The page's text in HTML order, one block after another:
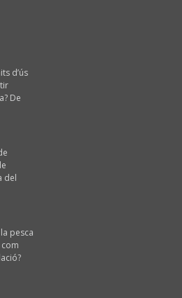
d’ús
De
del
pesca